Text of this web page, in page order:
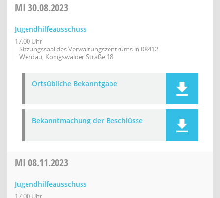
MI 30.08.2023
Jugendhilfeausschuss
17:00 Uhr
Sitzungssaal des Verwaltungszentrums in 08412
Werdau, Königswalder Straße 18
Ortsübliche Bekanntgabe
Bekanntmachung der Beschlüsse
MI 08.11.2023
Jugendhilfeausschuss
17:00 Uhr